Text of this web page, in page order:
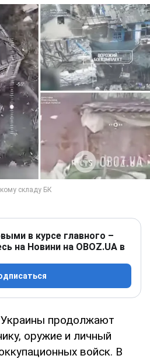
в курсе главного –
на Новини на OBOZ.UA в
продолжают
оружие и личный
войск. В